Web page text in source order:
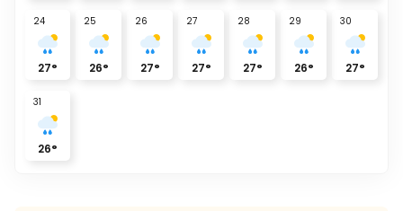
24
27°
25
26°
26
27°
27
27°
28
27°
29
26°
30
27°
31
26°